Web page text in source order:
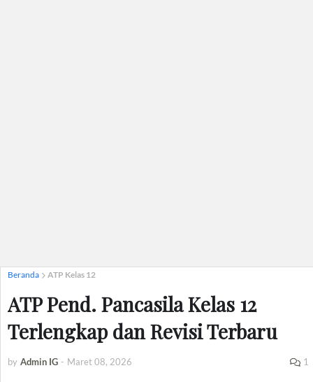
Beranda ATP Kelas 12
ATP Pend. Pancasila Kelas 12
Terlengkap dan Revisi Terbaru
by Admin IG - Maret 08, 2026 1